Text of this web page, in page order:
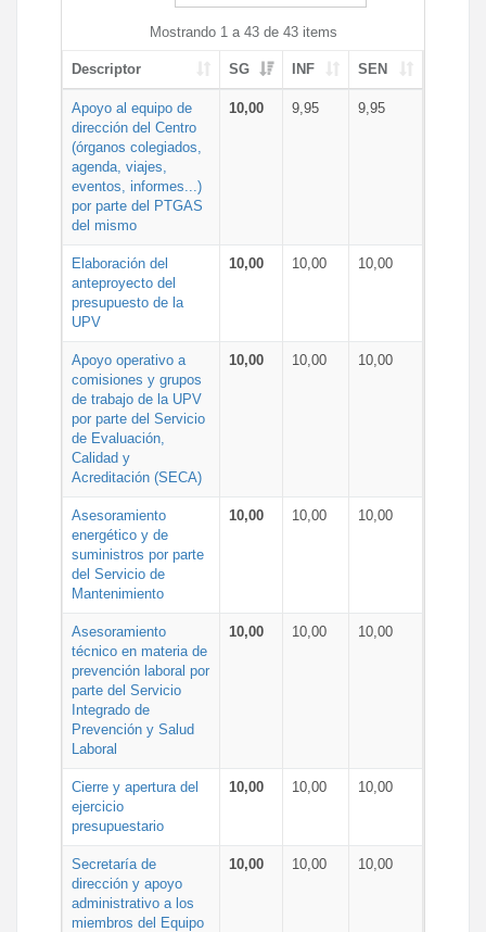
Mostrando 1 a 43 de 43 items
Descriptor SG INF SEN
Apoyo al equipo de
dirección del Centro
(órganos colegiados,
agenda, viajes,
eventos, informes...)
por parte del PTGAS
del mismo
10,00 9,95 9,95
Elaboración del
anteproyecto del
presupuesto de la
UPV
10,00 10,00 10,00
Apoyo operativo a
comisiones y grupos
de trabajo de la UPV
por parte del Servicio
de Evaluación,
Calidad y
Acreditación (SECA)
10,00 10,00 10,00
Asesoramiento
energético y de
suministros por parte
del Servicio de
Mantenimiento
10,00 10,00 10,00
Asesoramiento
técnico en materia de
prevención laboral por
parte del Servicio
Integrado de
Prevención y Salud
Laboral
10,00 10,00 10,00
Cierre y apertura del
ejercicio
presupuestario
10,00 10,00 10,00
Secretaría de
dirección y apoyo
administrativo a los
miembros del Equipo
10,00 10,00 10,00